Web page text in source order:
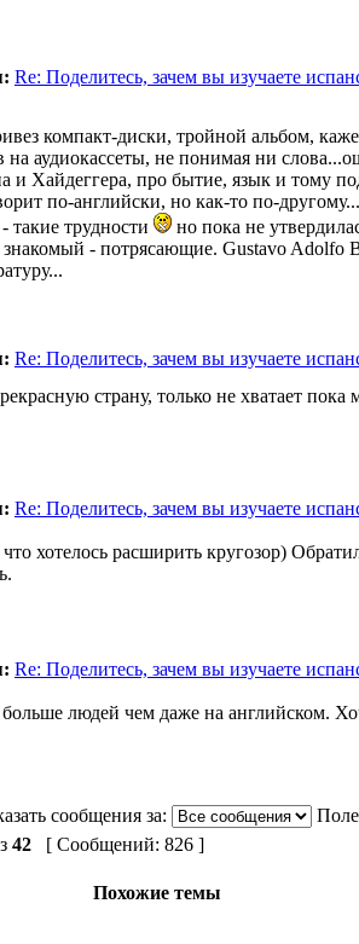
Re: Поделитесь, зачем вы изучаете
компакт-диски, тройной альбом,
на аудиокассеты, не понимая ни
Хайдеггера, про бытие, язык и тому
по-английски, но как-то по-
такие трудности
но пока не
- потрясающие. Gustavo Adolfo
Re: Поделитесь, зачем вы изучаете
страну, только не хватает
Re: Поделитесь, зачем вы изучаете
хотелось расширить кругозор)
Re: Поделитесь, зачем вы изучаете
людей чем даже на английском.
сообщения за:
42 [ Сообщений: 826 ]
Похожие темы